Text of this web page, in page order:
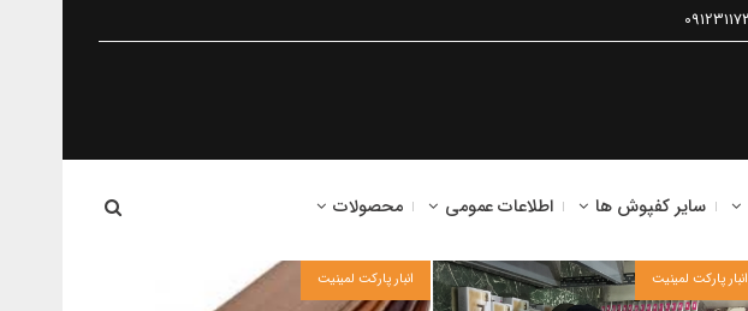
سایر کفپوش ها اطلاعات عمومی محصولات
انبار پارکت لمینیت انبار پارکت لمینیت